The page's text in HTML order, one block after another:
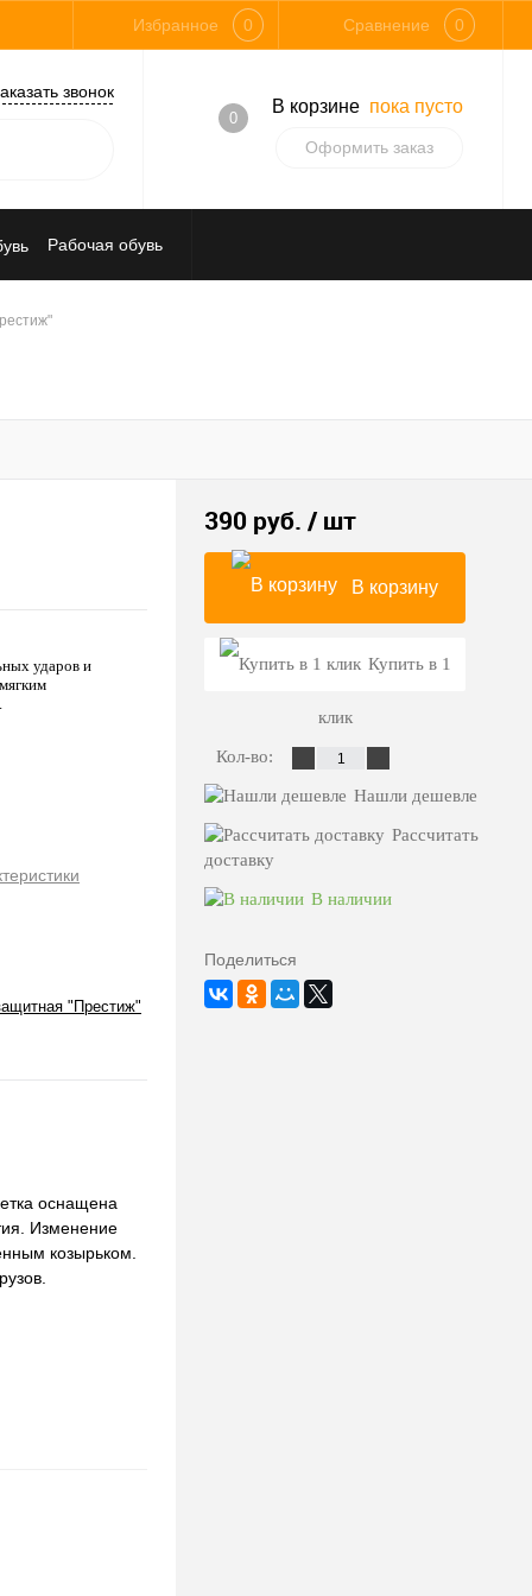
Избранное 0 Сравнение 0
звонок
0
В корзине пока пусто
Оформить заказ
Рабочая обувь
Средства индивидуальной защиты
ударов и
"Престиж"
оснащена
Изменение
козырьком.
390 руб. / шт
В корзину
Купить в 1
клик
Кол-во:
Нашли дешевле
Рассчитать
доставку
В наличии
Поделиться